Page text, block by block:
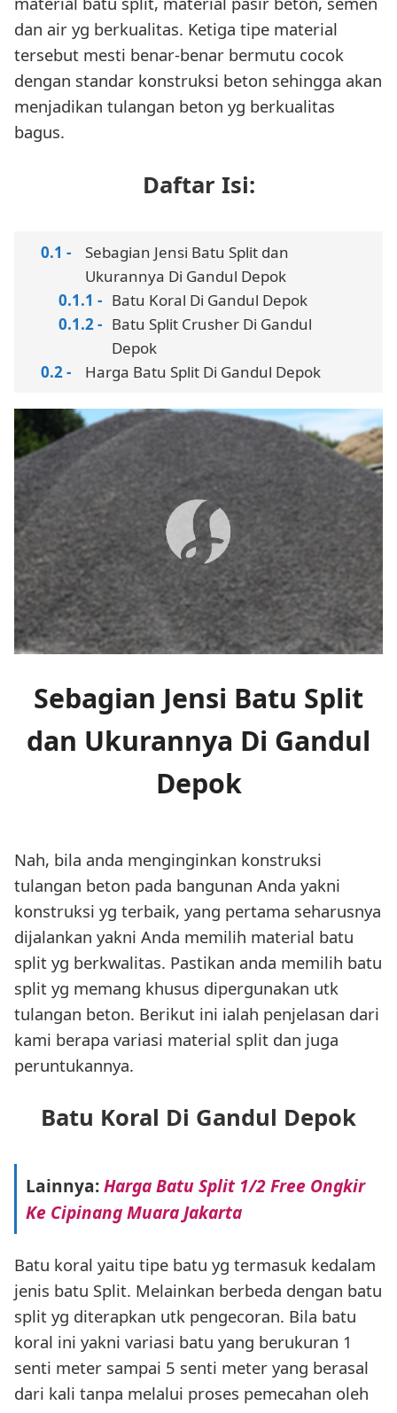
dan air yg berkualitas. Ketiga tipe material
tersebut mesti benar-benar bermutu cocok
dengan standar konstruksi beton sehingga akan
menjadikan tulangan beton yg berkualitas
bagus.
Daftar Isi:
Sebagian Jensi Batu Split dan
Ukurannya Di Gandul Depok
Batu Koral Di Gandul Depok
Batu Split Crusher Di Gandul
Depok
Harga Batu Split Di Gandul Depok
Sebagian Jensi Batu Split
dan Ukurannya Di Gandul
Depok
Nah, bila anda menginginkan konstruksi
tulangan beton pada bangunan Anda yakni
konstruksi yg terbaik, yang pertama seharusnya
dijalankan yakni Anda memilih material batu
split yg berkwalitas. Pastikan anda memilih batu
split yg memang khusus dipergunakan utk
tulangan beton. Berikut ini ialah penjelasan dari
kami berapa variasi material split dan juga
peruntukannya.
Batu Koral Di Gandul Depok
Lainnya:Harga Batu Split 1/2 Free Ongkir
Ke Cipinang Muara Jakarta
Batu koral yaitu tipe batu yg termasuk kedalam
jenis batu Split. Melainkan berbeda dengan batu
split yg diterapkan utk pengecoran. Bila batu
koral ini yakni variasi batu yang berukuran 1
senti meter sampai 5 senti meter yang berasal
dari kali tanpa melalui proses pemecahan oleh